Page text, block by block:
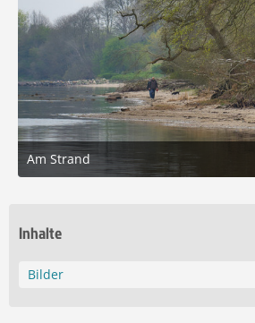
Am Strand
24. April 2025 um 14:58
Inhalte
Bilder